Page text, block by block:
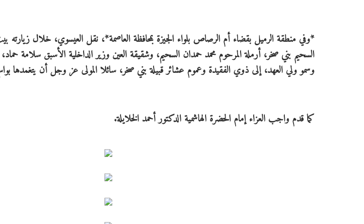
*وفي منطقة الرميل بقضاء أم الرصاص بلواء الجيزة بمحافظة العاصمة*، نقل العيسوي، خلال زيارته
السحيم بني صخر، أرملة المرحوم محمد حمدان السحيم، وشقيقة العين وزير الداخلية الأسبق سلامة
وسمو ولي العهد، إلى ذوي الفقيدة وعموم عشائر قبيلة بني صخر، سائلا المولى عز وجل أن يتغمدها
كما قدم واجب العزاء إمام الحضرة الهاشمية الدكتور أحمد الخلايلة.